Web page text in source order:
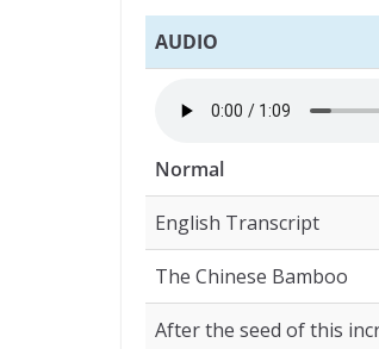
AUDIO
Normal
English Transcript
The Chinese Bamboo
After the seed of this